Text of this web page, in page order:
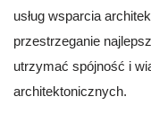
usług wsparcia
przestrzeganie
utrzymać spójność i
architektonicznych.